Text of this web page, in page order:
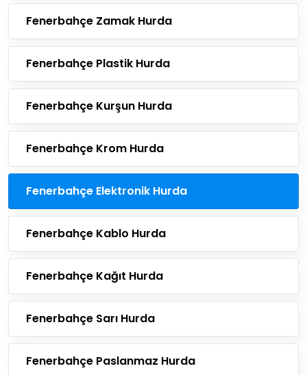
Fenerbahçe Zamak Hurda
Fenerbahçe Plastik Hurda
Fenerbahçe Kurşun Hurda
Fenerbahçe Krom Hurda
Fenerbahçe Elektronik Hurda
Fenerbahçe Kablo Hurda
Fenerbahçe Kağıt Hurda
Fenerbahçe Sarı Hurda
Fenerbahçe Paslanmaz Hurda